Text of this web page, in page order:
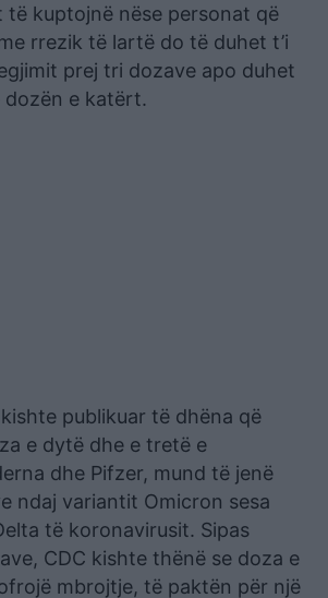
të kuptojnë nëse personat që
rrezik të lartë do të duhet t’i
prej tri dozave apo duhet
dozën e katërt.
publikuar të dhëna që
e dytë dhe e tretë e
dhe Pifzer, mund të jenë
ndaj variantit Omicron sesa
të koronavirusit. Sipas
CDC kishte thënë se doza e
mbrojtje, të paktën për një